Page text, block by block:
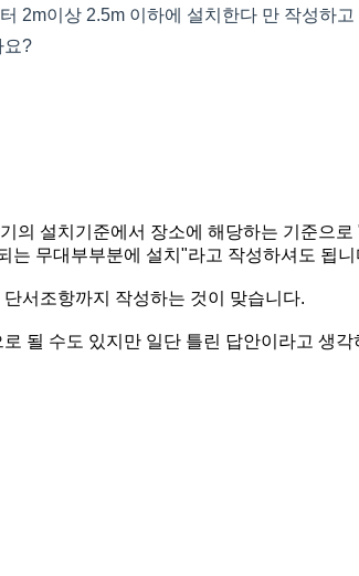
2m이상 2.5m 이하에 설치한다 만 작성하
요?
의 설치기준에서 장소에 해당하는 기준으
는 무대부부분에 설치"라고 작성하셔도 됩니
서조항까지 작성하는 것이 맞습니다.
될 수도 있지만 일단 틀린 답안이라고 생각